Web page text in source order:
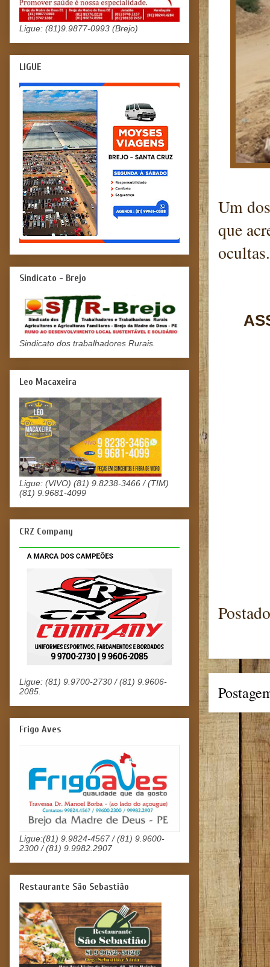
Um
que
ocultas.
Ligue: (81)9.9877-0993 (Brejo)
LIGUE
Sindicato - Brejo
Sindicato dos trabalhadores Rurais.
Leo Macaxeira
Ligue: (VIVO) (81) 9.8238-3466 / (TIM)
(81) 9.9681-4099
CRZ Company
Ligue: (81) 9.9700-2730 / (81) 9.9606-
2085.
Frigo Aves
Ligue:(81) 9.9824-4567 / (81) 9.9600-
2300 / (81) 9.9982.2907
Restaurante São Sebastião